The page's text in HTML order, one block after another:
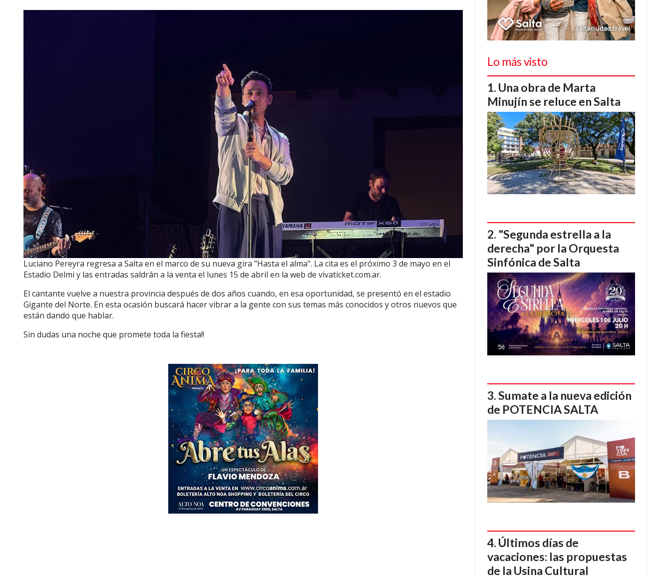
Luciano Pereyra regresa a Salta en el marco de su nueva gira "Hasta el alma". La cita es el próximo 3 de mayo en el
Estadio Delmi y las entradas saldrán a la venta el lunes 15 de abril en la web de vivaticket.com.ar.
El cantante vuelve a nuestra provincia después de dos años cuando, en esa oportunidad, se presentó en el estadio
Gigante del Norte. En esta ocasión buscará hacer vibrar a la gente con sus temas más conocidos y otros nuevos que
están dando que hablar.
Sin dudas una noche que promete toda la fiesta!!
Lo más visto
Una obra de Marta
Minujín se reluce en Salta
"Segunda estrella a la
derecha" por la Orquesta
Sinfónica de Salta
Sumate a la nueva edición
de POTENCIA SALTA
Últimos días de
vacaciones: las propuestas
de la Usina Cultural